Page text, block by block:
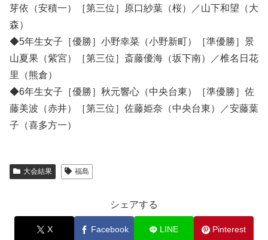
芽依（安積一）［第三位］原口紗葉（桜）／山下和望（大
森）
◆5年生女子［優勝］小野幸菜（小野新町）［準優勝］景
山夏果（紫宮）［第三位］斎藤優海（坂下南）／椎名日花
里（熊倉）
◆6年生女子［優勝］秋元響心（中央台東）［準優勝］佐
藤美波（赤井）［第三位］佐藤姫奈（中央台東）／安藤葉
子（喜多方一）
大会結果 福島
シェアする
X Facebook LINE Pinterest